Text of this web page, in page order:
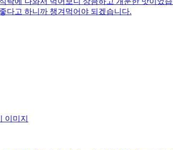
다고 하니까 챙겨먹어야 되겠습니다.